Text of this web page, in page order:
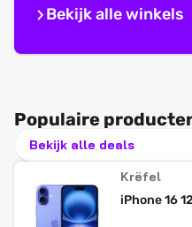
Bekijk alle winkels
Populaire
Bekijk alle deals
Krëfel
iPhone 16